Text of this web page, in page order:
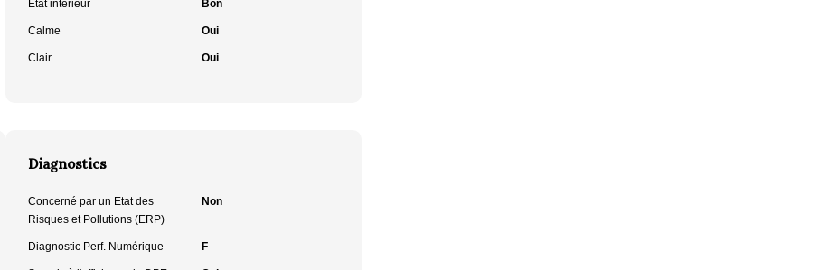
Etat intérieur Bon
Calme Oui
Clair Oui
Diagnostics
Concerné par un Etat des
Risques et Pollutions (ERP)
Non
Diagnostic Perf. Numérique F